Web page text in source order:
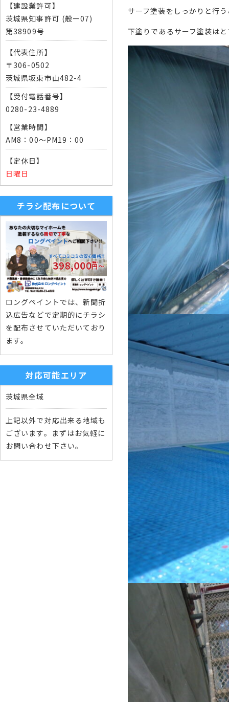
サーフ塗装をしっかりと行
下塗りであるサーフ塗装は
【建設業許可】
茨城県知事許可 (般ー07)
第38909号
【代表住所】
〒306-0502
茨城県坂東市山482-4
【受付電話番号】
0280-23-4889
【営業時間】
AM8：00～PM19：00
【定休日】
日曜日
チラシ配布について
ロングペイントでは、新聞折
込広告などで定期的にチラシ
を配布させていただいており
ます。
対応可能エリア
茨城県全域
上記以外で対応出来る地域も
ございます。まずはお気軽に
お問い合わせ下さい。